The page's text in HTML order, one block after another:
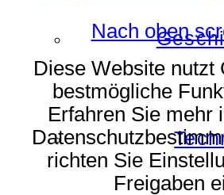
Nach oben
Diese Website nutzt
bestmögliche
Erfahren Sie mehr
richten Sie
Freigaben